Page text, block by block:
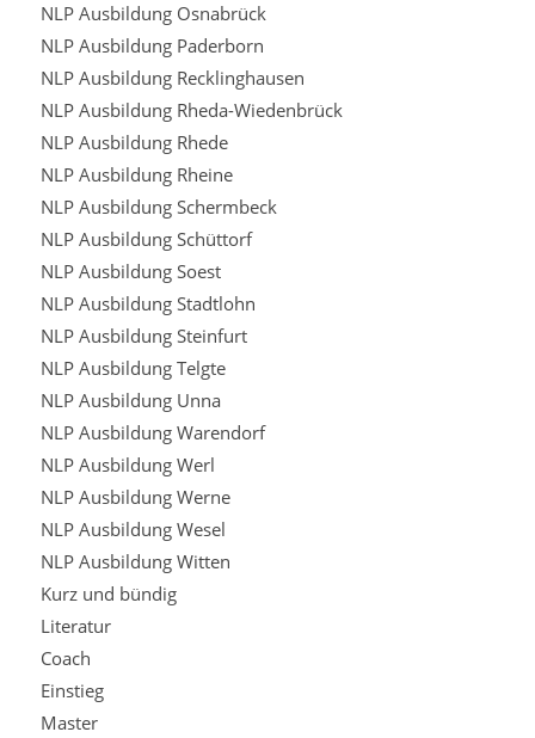
NLP Ausbildung Osnabrück
NLP Ausbildung Paderborn
NLP Ausbildung Recklinghausen
NLP Ausbildung Rheda-Wiedenbrück
NLP Ausbildung Rhede
NLP Ausbildung Rheine
NLP Ausbildung Schermbeck
NLP Ausbildung Schüttorf
NLP Ausbildung Soest
NLP Ausbildung Stadtlohn
NLP Ausbildung Steinfurt
NLP Ausbildung Telgte
NLP Ausbildung Unna
NLP Ausbildung Warendorf
NLP Ausbildung Werl
NLP Ausbildung Werne
NLP Ausbildung Wesel
NLP Ausbildung Witten
Kurz und bündig
Literatur
Coach
Einstieg
Master